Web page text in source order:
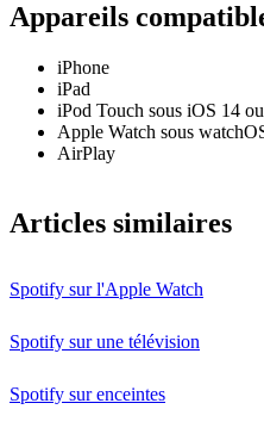
Appareils
iPhone
iPad
iPod Touch sous iOS 14
Apple Watch sous
AirPlay
Articles similaires
Spotify sur l'Apple Watch
Spotify sur une télévision
Spotify sur enceintes